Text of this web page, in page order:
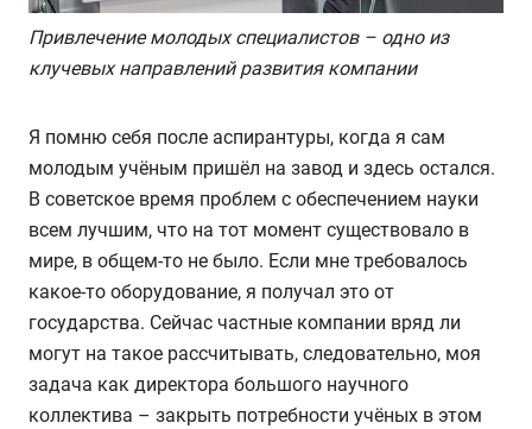
Привлечение молодых специалистов – одно из
клучевых направлений развития компании
Я помню себя после аспирантуры, когда я сам
молодым учёным пришёл на завод и здесь остался.
В советское время проблем с обеспечением науки
всем лучшим, что на тот момент существовало в
мире, в общем-то не было. Если мне требовалось
какое-то оборудование, я получал это от
государства. Сейчас частные компании вряд ли
могут на такое рассчитывать, следовательно, моя
задача как директора большого научного
коллектива – закрыть потребности учёных в этом